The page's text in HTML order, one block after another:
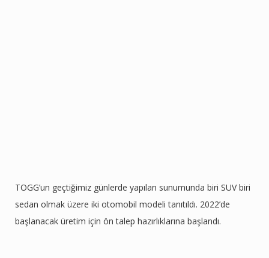
TOGG’un geçtiğimiz günlerde yapılan sunumunda biri SUV biri
sedan olmak üzere iki otomobil modeli tanıtıldı. 2022’de
başlanacak üretim için ön talep hazırlıklarına başlandı.